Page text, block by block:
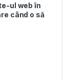
ul web în
când o să